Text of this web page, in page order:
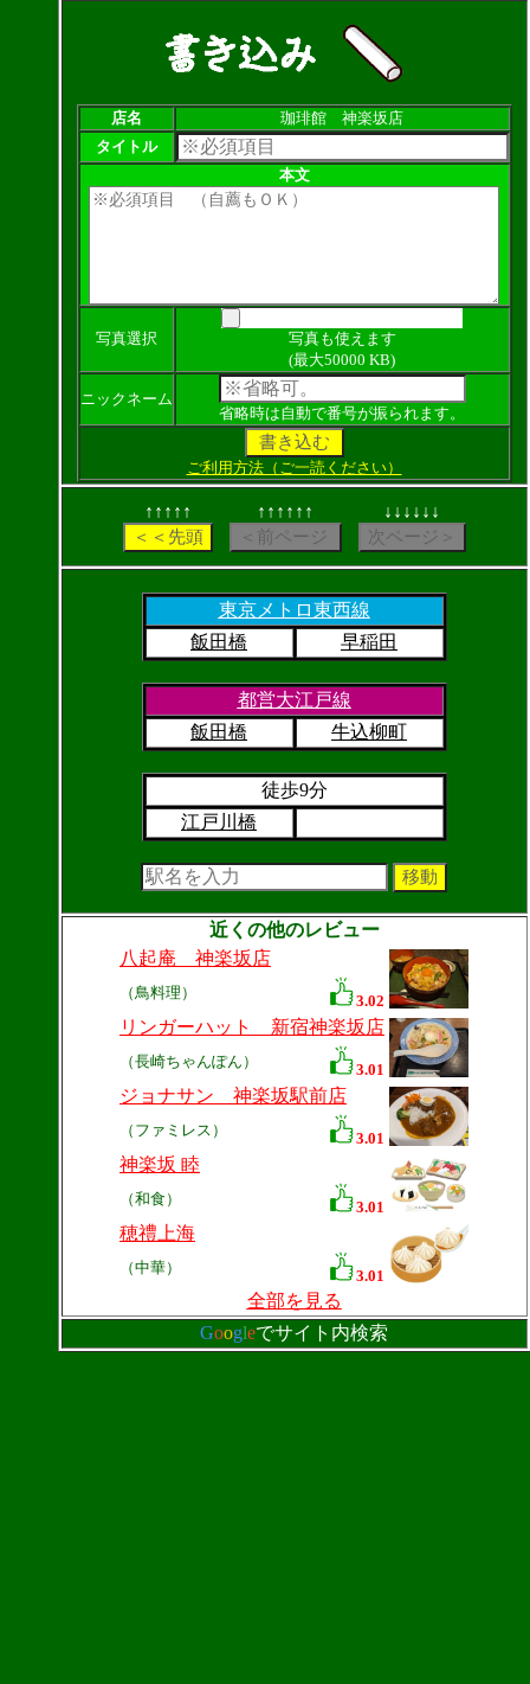
店名
珈琲館 神楽坂店
タイトル
本文
写真選択
写真も使えます
(最大50000 KB)
ニックネーム
省略時は自動で番号が振られます。
ご利用方法（ご一読ください）
↑↑↑↑↑ ↑↑↑↑↑↑ ↓↓↓↓↓↓
東京メトロ東西線
飯田橋
早稲田
都営大江戸線
飯田橋
牛込柳町
徒歩9分
江戸川橋
近くの他のレビュー
八起庵 神楽坂店
（鳥料理） 3.02
リンガーハット 新宿神楽坂店
（長崎ちゃんぽん） 3.01
ジョナサン 神楽坂駅前店
（ファミレス） 3.01
神楽坂 睦
（和食） 3.01
穂禮上海
（中華） 3.01
全部を見る
Googleでサイト内検索